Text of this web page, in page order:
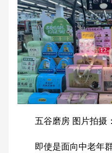
五谷磨房 图片拍摄
即使是面向中老年